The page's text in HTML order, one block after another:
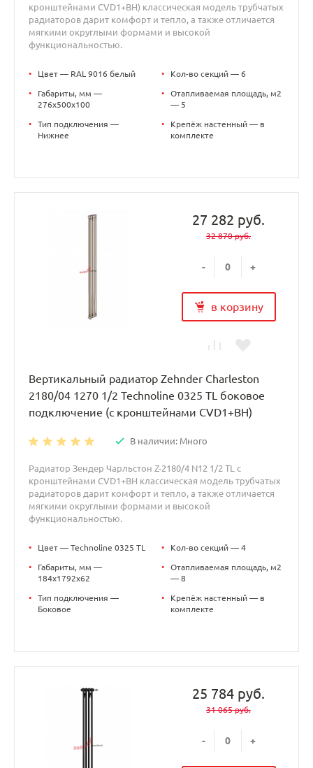
кронштейнами CVD1+BH) классическая модель трубчатых
радиаторов дарит комфорт и тепло, а также отличается
мягкими округлыми формами и высокой
функциональностью.
• Цвет — RAL 9016 белый
•
Габариты, мм —
276x500x100
•
Тип подключения —
Нижнее
• Кол-во секций — 6
•
Отапливаемая площадь, м2
— 5
•
Крепёж настенный — в
комплекте
27 282 руб.
32 870 руб.
- +
в корзину
Вертикальный радиатор Zehnder Charleston
2180/04 1270 1/2 Technoline 0325 TL боковое
подключение (с кронштейнами CVD1+BH)
В наличии: Много
Радиатор Зендер Чарльстон Z-2180/4 N12 1/2 TL с
кронштейнами CVD1+BH классическая модель трубчатых
радиаторов дарит комфорт и тепло, а также отличается
мягкими округлыми формами и высокой
функциональностью.
• Цвет — Technoline 0325 TL
•
Габариты, мм —
184x1792x62
•
Тип подключения —
Боковое
• Кол-во секций — 4
•
Отапливаемая площадь, м2
— 8
•
Крепёж настенный — в
комплекте
25 784 руб.
31 065 руб.
- +